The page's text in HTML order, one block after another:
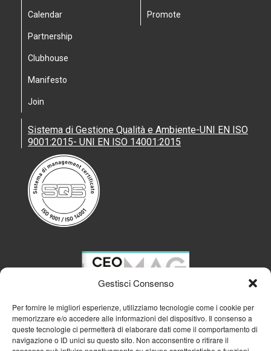
Gestisci Consenso
Per fornire le migliori esperienze, utilizziamo tecnologie come i cookie per
memorizzare e/o accedere alle informazioni del dispositivo. Il consenso a
queste tecnologie ci permetterà di elaborare dati come il comportamento di
navigazione o ID unici su questo sito. Non acconsentire o ritirare il
Calendar
Partnership
Clubhouse
Manifesto
Join
Promote
Sistema di Gestione Qualità e Ambiente-UNI EN ISO
9001:2015- UNI EN ISO 14001:2015